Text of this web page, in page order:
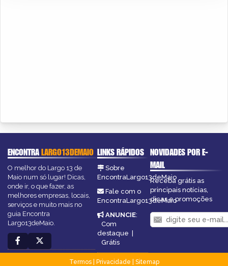
ENCONTRALARGO13DEMAIO
O melhor do Largo 13 de
Maio num só lugar! Dicas,
onde ir, o que fazer, as
melhores empresas, locais,
serviços e muito mais no
guia Encontra
Largo13deMaio.
LINKS RÁPIDOS
Sobre
EncontraLargo13deMaio
Fale com o
EncontraLargo13deMaio
ANUNCIE:
Com
destaque |
Grátis
NOVIDADES POR E-
MAIL
Receba grátis as
principais notícias,
dicas e promoções
Termos| Privacidade
Sitemap